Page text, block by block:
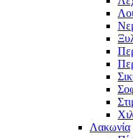
Λακωνία